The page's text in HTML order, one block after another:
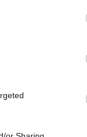
de mais
A
rodoviária